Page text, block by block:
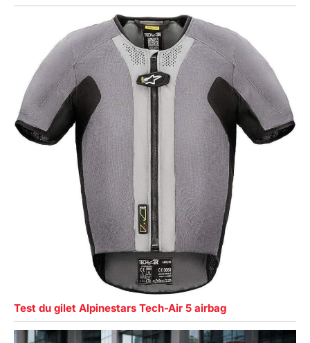
Test du gilet Alpinestars Tech-Air 5 airbag